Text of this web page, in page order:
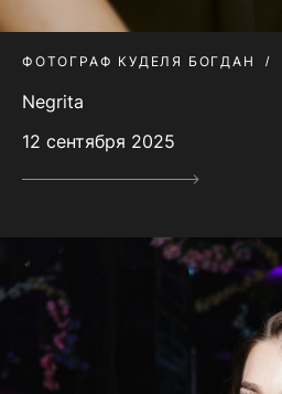
ФОТОГРАФ КУДЕЛЯ БОГДАН
Negrita
12 сентября 2025